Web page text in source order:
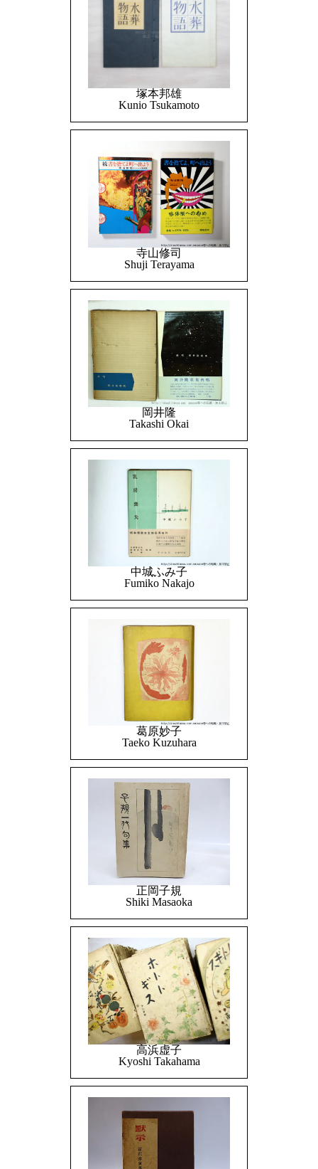
塚本邦雄
Kunio Tsukamoto
寺山修司
Shuji Terayama
岡井隆
Takashi Okai
中城ふみ子
Fumiko Nakajo
葛原妙子
Taeko Kuzuhara
正岡子規
Shiki Masaoka
高浜虚子
Kyoshi Takahama